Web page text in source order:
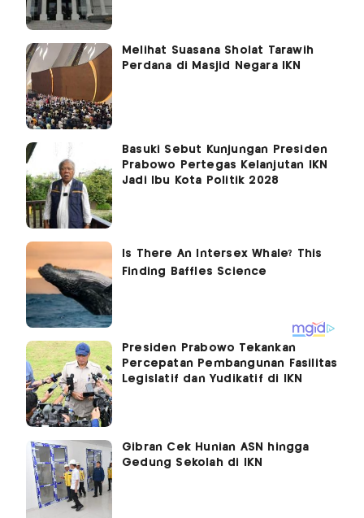
Melihat Suasana Sholat Tarawih
Perdana di Masjid Negara IKN
Basuki Sebut Kunjungan Presiden
Prabowo Pertegas Kelanjutan IKN
Jadi Ibu Kota Politik 2028
Presiden Prabowo Tekankan
Percepatan Pembangunan Fasilitas
Legislatif dan Yudikatif di IKN
Gibran Cek Hunian ASN hingga
Gedung Sekolah di IKN